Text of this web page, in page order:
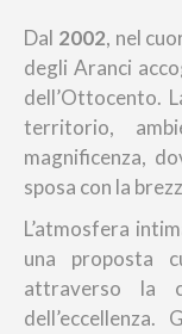
Dal 2002, nel
degli Aranci
dell’Ottocento.
territorio,
magnificenza,
sposa con la
L’atmosfera
una proposta
attraverso la